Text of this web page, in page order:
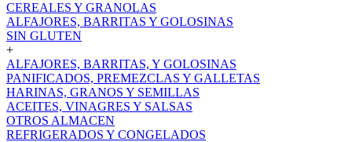
CEREALES Y GRANOLAS
ALFAJORES, BARRITAS Y GOLOSINAS
SIN GLUTEN
+
ALFAJORES, BARRITAS, Y GOLOSINAS
PANIFICADOS, PREMEZCLAS Y GALLETAS
HARINAS, GRANOS Y SEMILLAS
ACEITES, VINAGRES Y SALSAS
OTROS ALMACEN
REFRIGERADOS Y CONGELADOS